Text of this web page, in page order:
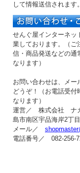
して情報送信されます。
せんぐ屋インターネッ
業しております。（ご
信・商品発送などの通
なります）
お問い合わせは、メー
どうぞ！（お電話受付
なります）
運営／ 株式会社 ナ
島市南区宇品海岸2丁
メール／
電話番号／ 082-